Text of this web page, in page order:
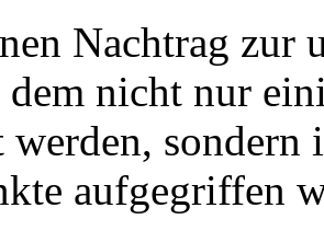
Nachtrag zur
dem nicht nur
sondern
aufgegriffen